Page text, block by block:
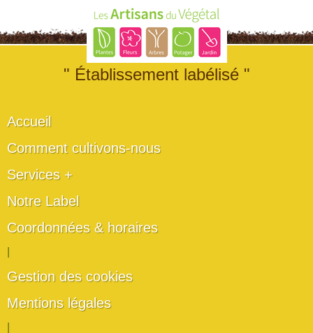
" Établissement labélisé "
Accueil
Comment cultivons-nous
Services +
Notre Label
Coordonnées & horaires
Gestion des cookies
Mentions légales